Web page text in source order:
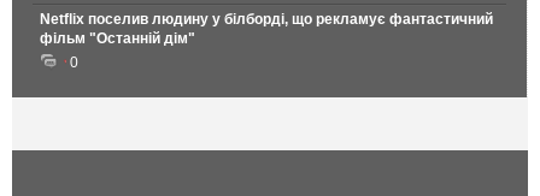
Netflix поселив людину у білборді, що рекламує фантастичний
фільм "Останній дім"
0